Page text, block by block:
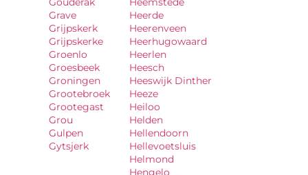
Grave
Grijpskerk
Grijpskerke
Groenlo
Groesbeek
Groningen
Grootebroek
Grootegast
Grou
Gulpen
Gytsjerk
Heerde
Heerenveen
Heerhugowaard
Heerlen
Heesch
Heeswijk Dinther
Heeze
Heiloo
Helden
Hellendoorn
Hellevoetsluis
Helmond
Hengelo